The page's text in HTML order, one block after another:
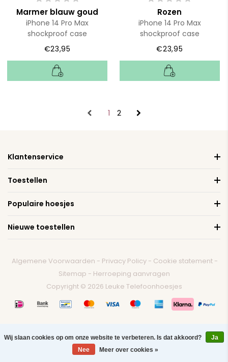
Zoeken
Marmer blauw goud
iPhone 14 Pro Max
shockproof case
€23,95
Rozen
iPhone 14 Pro Max
shockproof case
€23,95
1 2
Klantenservice
Toestellen
Populaire hoesjes
Nieuwe toestellen
Algemene Voorwaarden - Privacy Policy - Cookie statement -
Sitemap - Herroeping aanvragen
Copyright © 2026 Leuke Telefoonhoesjes
Wij slaan cookies op om onze website te verbeteren. Is dat akkoord?
Ja
Nee
Meer over cookies »